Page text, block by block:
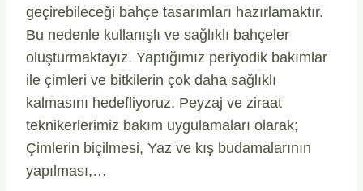
geçirebileceği bahçe tasarımları hazırlamaktır.
Bu nedenle kullanışlı ve sağlıklı bahçeler
oluşturmaktayız. Yaptığımız periyodik bakımlar
ile çimleri ve bitkilerin çok daha sağlıklı
kalmasını hedefliyoruz. Peyzaj ve ziraat
teknikerlerimiz bakım uygulamaları olarak;
Çimlerin biçilmesi, Yaz ve kış budamalarının
yapılması,…